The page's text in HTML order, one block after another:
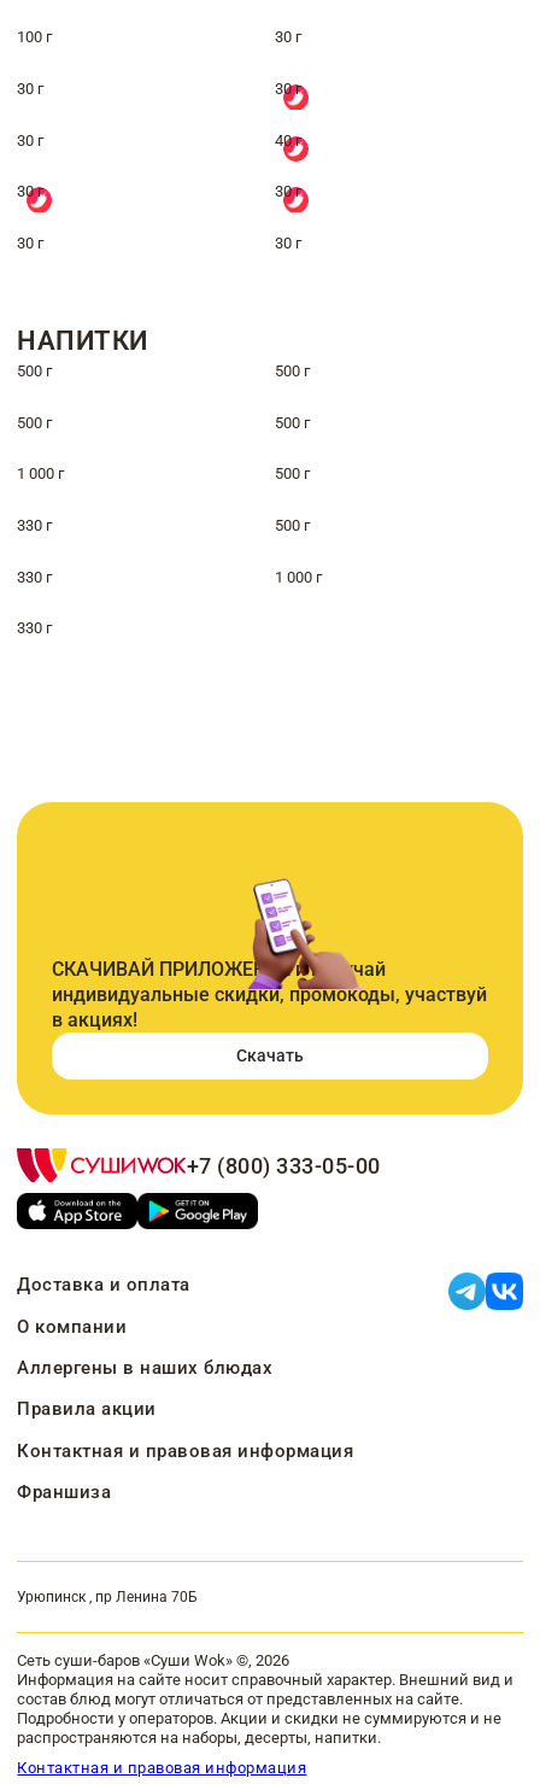
100 г 30 г
30 г 30 г
30 г 40 г
30 г 30 г
30 г 30 г
НАПИТКИ
500 г 500 г
500 г 500 г
1 000 г 500 г
330 г 500 г
330 г 1 000 г
330 г
СКАЧИВАЙ ПРИЛОЖЕНИЕ и получай
индивидуальные скидки, промокоды, участвуй
в акциях!
Скачать
+7 (800) 333-05-00
Доставка и оплата
О компании
Аллергены в наших блюдах
Правила акции
Контактная и правовая информация
Франшиза
Урюпинск , пр Ленина 70Б
Сеть суши-баров «Суши Wok» ©, 2026
Информация на сайте носит справочный характер. Внешний вид и
состав блюд могут отличаться от представленных на сайте.
Подробности у операторов. Акции и скидки не суммируются и не
распространяются на наборы, десерты, напитки.
Контактная и правовая информация